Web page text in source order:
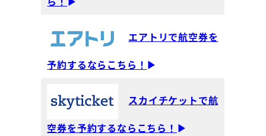
エアトリで航空券を
予約するならこちら！ ▶
スカイチケットで航
空券を予約するならこちら！ ▶